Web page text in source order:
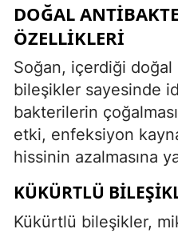
DOĞAL
ÖZELLIKLERI
Soğan, içerdiği
bileşikler sayesinde
bakterilerin
etki, enfeksiyon
hissinin azalmasına
KÜKÜRTLÜ
Kükürtlü bileşikler,